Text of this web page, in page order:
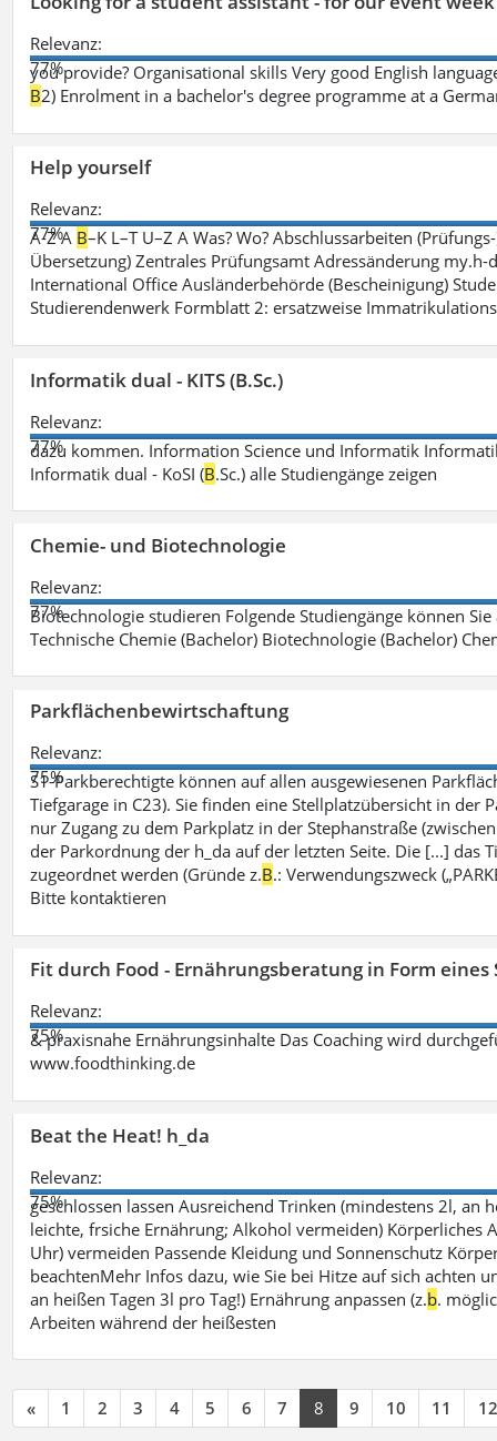
Relevanz:
77%
you provide? Organisational skills Very good English
B2) Enrolment in a bachelor's degree programme at a
Help yourself
Relevanz:
77%
A-Z A B–K L–T U–Z A Was? Wo? Abschlussarbeiten
Übersetzung) Zentrales Prüfungsamt Adressänderung
International Office Ausländerbehörde (Bescheinigung)
Studierendenwerk Formblatt 2: ersatzweise
Informatik dual - KITS (B.Sc.)
Relevanz:
77%
dazu kommen. Information Science und Informatik
Informatik dual - KoSI (B.Sc.) alle Studiengänge zeigen
Chemie- und Biotechnologie
Relevanz:
77%
Biotechnologie studieren Folgende Studiengänge können
Technische Chemie (Bachelor) Biotechnologie (Bachelor)
Parkflächenbewirtschaftung
Relevanz:
75%
S1-Parkberechtigte können auf allen ausgewiesenen
Tiefgarage in C23). Sie finden eine Stellplatzübersicht in
nur Zugang zu dem Parkplatz in der Stephanstraße
der Parkordnung der h_da auf der letzten Seite. Die [...]
zugeordnet werden (Gründe z.B.: Verwendungszweck
Bitte kontaktieren
Fit durch Food - Ernährungsberatung in Form eines
Relevanz:
75%
& praxisnahe Ernährungsinhalte Das Coaching wird
www.foodthinking.de
Beat the Heat! h_da
Relevanz:
75%
geschlossen lassen Ausreichend Trinken (mindestens 2l, an
leichte, frsiche Ernährung; Alkohol vermeiden) Körperliches
Uhr) vermeiden Passende Kleidung und Sonnenschutz
beachtenMehr Infos dazu, wie Sie bei Hitze auf sich achten
an heißen Tagen 3l pro Tag!) Ernährung anpassen (z.b.
Arbeiten während der heißesten
« 1 2 3 4 5 6 7 8 9 10 11 12